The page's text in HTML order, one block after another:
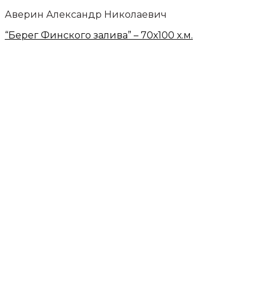
Аверин Александр Николаевич
“Берег Финского залива” – 70х100 х.м.